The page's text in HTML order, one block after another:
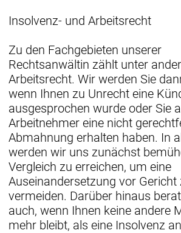
Insolvenz- und Arbeitsrecht
Zu den Fachgebieten unserer
Rechtsanwältin zählt unter
Arbeitsrecht. Wir werden Sie
wenn Ihnen zu Unrecht eine
ausgesprochen wurde oder Sie
Arbeitnehmer eine nicht
Abmahnung erhalten haben. In
werden wir uns zunächst
Vergleich zu erreichen, um eine
Auseinandersetzung vor Gericht
vermeiden. Darüber hinaus
auch, wenn Ihnen keine andere
mehr bleibt, als eine Insolvenz